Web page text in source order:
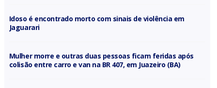
Idoso é encontrado morto com sinais de violência em
Jaguarari
Mulher morre e outras duas pessoas ficam feridas após
colisão entre carro e van na BR 407, em Juazeiro (BA)